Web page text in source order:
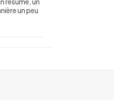
un peu